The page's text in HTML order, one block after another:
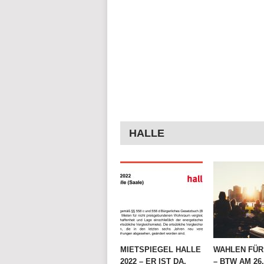
HALLE
MIETSPIEGEL HALLE
2022 – ER IST DA,
WAHLEN
– BTW AM 26.